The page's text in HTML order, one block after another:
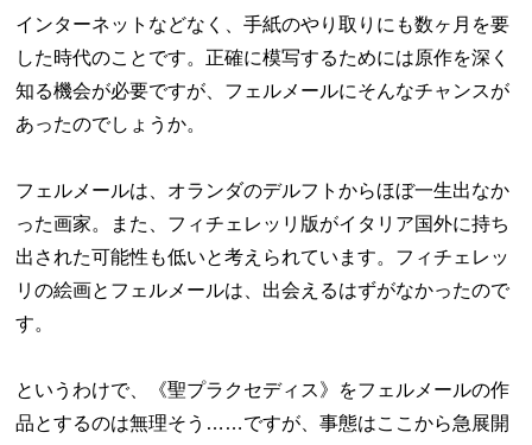
インターネットなどなく、手紙のやり取りにも数ヶ月を要
した時代のことです。正確に模写するためには原作を深く
知る機会が必要ですが、フェルメールにそんなチャンスが
あったのでしょうか。
フェルメールは、オランダのデルフトからほぼ一生出なか
った画家。また、フィチェレッリ版がイタリア国外に持ち
出された可能性も低いと考えられています。フィチェレッ
リの絵画とフェルメールは、出会えるはずがなかったので
す。
というわけで、《聖プラクセディス》をフェルメールの作
品とするのは無理そう……ですが、事態はここから急展開